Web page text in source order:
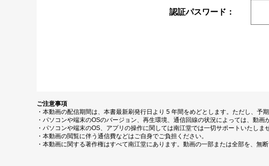
認証パスワード：
ご注意事項
・本動画の配信期間は、本書最新刷発行日より 5 年間をめどとします。ただし、予
・パソコンや端末のOSのバージョン、再生環境、通信回線の状況によっては、動画
・パソコンや端末のOS、アプリの操作に関しては南江堂では一切サポートいたしませ
・本動画の閲覧に伴う通信費などはご自身でご負担ください。
・本動画に関する著作権はすべて南江堂にあります。動画の一部または全部を、無